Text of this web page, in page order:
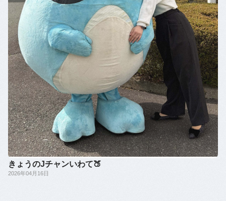
きょうのJチャンいわて🍑
2026年04月16日